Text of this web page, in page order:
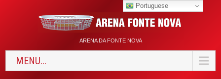
ARENA DA FONTE NOVA
MENU...
Portuguese